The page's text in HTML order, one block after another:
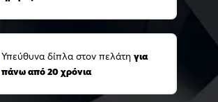
Υπεύθυνα δίπλα στον πελάτη για
πάνω από 20 χρόνια